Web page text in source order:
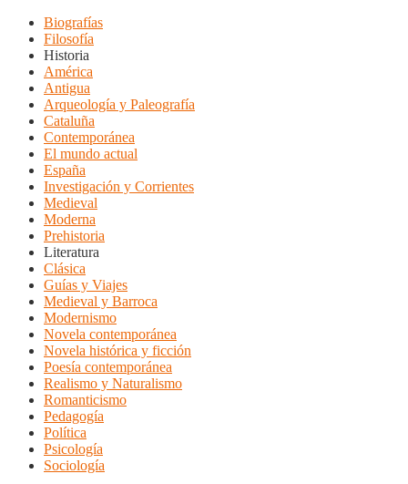
Biografías
Filosofía
Historia
América
Antigua
Arqueología y Paleografía
Cataluña
Contemporánea
El mundo actual
España
Investigación y Corrientes
Medieval
Moderna
Prehistoria
Literatura
Clásica
Guías y Viajes
Medieval y Barroca
Modernismo
Novela contemporánea
Novela histórica y ficción
Poesía contemporánea
Realismo y Naturalismo
Romanticismo
Pedagogía
Política
Psicología
Sociología